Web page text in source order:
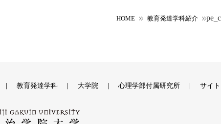
HOME 教育発達学科紹介
教育発達学科 大学院 心理学部付属研究所 サイ